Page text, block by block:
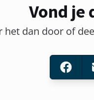
Vond je
het dan door of